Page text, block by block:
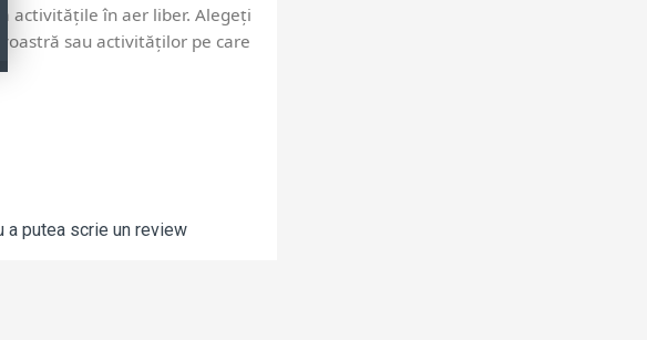
activitățile în aer liber. Alegeți
sau activităților pe care
a putea scrie un review